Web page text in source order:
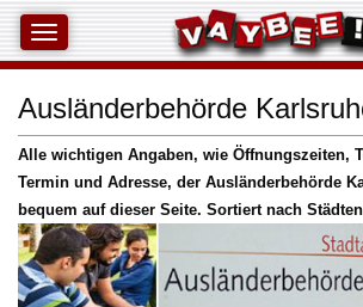
Ausländerbehörde
Alle wichtigen Angaben, wie Öffnungszeiten,
Termin und Adresse, der Ausländerbehörde
bequem auf dieser Seite. Sortiert nach